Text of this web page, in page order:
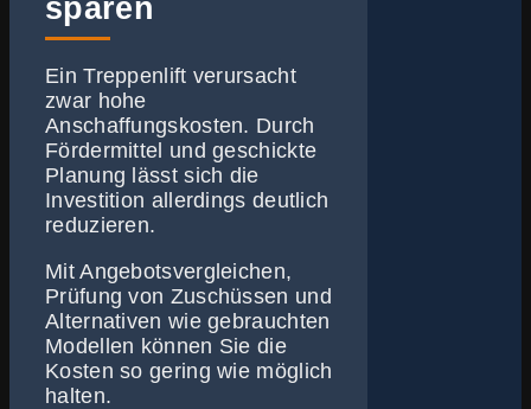
sparen
Ein Treppenlift verursacht
zwar hohe
Anschaffungskosten. Durch
Fördermittel und geschickte
Planung lässt sich die
Investition allerdings deutlich
reduzieren.
Mit Angebotsvergleichen,
Prüfung von Zuschüssen und
Alternativen wie gebrauchten
Modellen können Sie die
Kosten so gering wie möglich
halten.